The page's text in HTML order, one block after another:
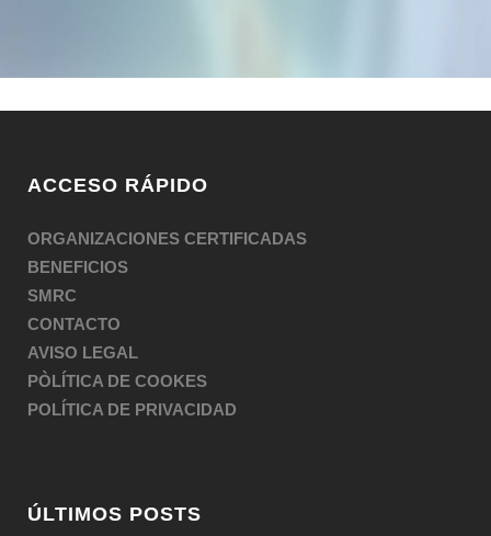
ACCESO RÁPIDO
ORGANIZACIONES CERTIFICADAS
BENEFICIOS
SMRC
CONTACTO
AVISO LEGAL
PÒLÍTICA DE COOKES
POLÍTICA DE PRIVACIDAD
ÚLTIMOS POSTS